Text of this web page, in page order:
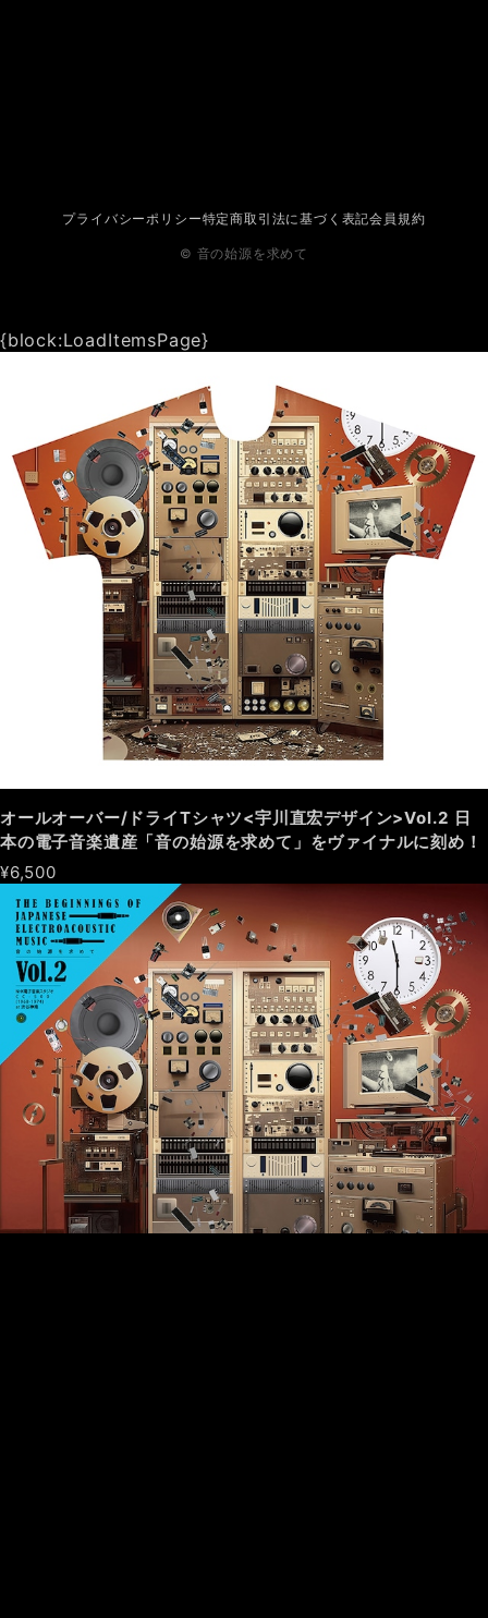
プライバシーポリシー特定商取引法に基づく表記会員規約
© 音の始源を求めて
{block:LoadItemsPage}
オールオーバー/ドライTシャツ<宇川直宏デザイン>Vol.2 日
本の電子音楽遺産「音の始源を求めて」をヴァイナルに刻め！
¥6,500